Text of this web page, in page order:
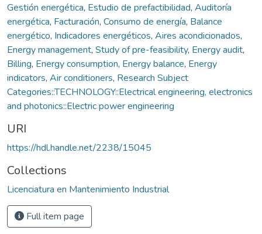
Gestión energética, Estudio de prefactibilidad, Auditoría
energética, Facturación, Consumo de energía, Balance
energético, Indicadores energéticos, Aires acondicionados,
Energy management, Study of pre-feasibility, Energy audit,
Billing, Energy consumption, Energy balance, Energy
indicators, Air conditioners, Research Subject
Categories::TECHNOLOGY::Electrical engineering, electronics
and photonics::Electric power engineering
URI
https://hdl.handle.net/2238/15045
Collections
Licenciatura en Mantenimiento Industrial
Full item page